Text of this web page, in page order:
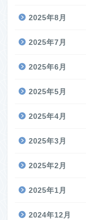
2025年8月
2025年7月
2025年6月
2025年5月
2025年4月
2025年3月
2025年2月
2025年1月
2024年12月